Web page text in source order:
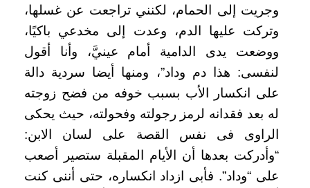
وجريت إلى الحمام، لكنني تراجعت عن غسلها،
وتركت عليها الدم، وعدت إلى مخدعي باكيًا،
ووضعت يدى الدامية أمام عينيَّ، وأنا أقول
لنفسى: هذا دم وداد”، ومنها أيضا سردية دالة
على انكسار الأب بسبب خوفه من فضح زوجته
له بعد فقدانه لرمز رجولته وفحولته، حيث يحكى
الراوى فى نفس القصة على لسان الابن:
“وأدركت بعدها أن الأيام المقبلة ستصير أصعب
على “وداد”. فأبى ازداد انكساره، حتى أننى كنت